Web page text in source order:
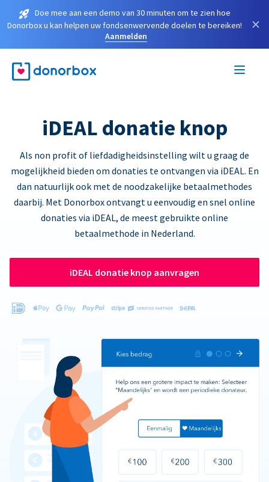
Doe mee aan een demo van 30 minuten om te zien hoe
Donorbox u kan helpen uw fondsenwervende doelen te bereiken!
Aanmelden
×
iDEAL donatie knop
Als non profit of liefdadigheidsinstelling wilt u graag de
mogelijkheid bieden om donaties te ontvangen via iDEAL. En
dan natuurlijk ook met de noodzakelijke betaalmethodes
daarbij. Met Donorbox ontvangt u eenvoudig en snel online
donaties via iDEAL, de meest gebruikte online
betaalmethode in Nederland.
iDEAL donatie knop aanvragen